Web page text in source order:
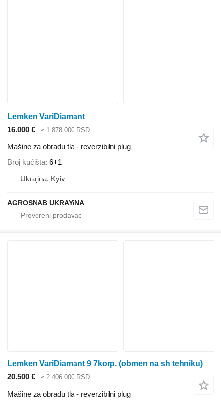
Lemken VariDiamant
16.000 €
≈ 1.878.000 RSD
Mašine za obradu tla - reverzibilni plug
Broj kućišta 6+1
Ukrajina, Kyiv
AGROSNAB UKRAYiNA
Lemken VariDiamant 9 7korp. (obmen na sh tehniku)
20.500 €
≈ 2.406.000 RSD
Mašine za obradu tla - reverzibilni plug